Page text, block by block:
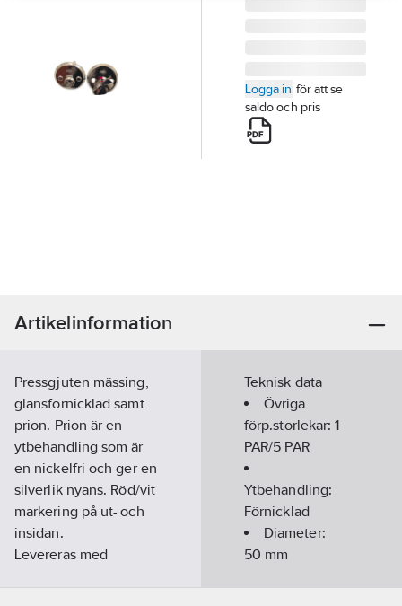
Logga in för att se
saldo och pris
Artikelinformation
Pressgjuten mässing,
glansförnicklad samt
prion. Prion är en
ytbehandling som är
en nickelfri och ger en
silverlik nyans. Röd/vit
markering på ut- och
insidan.
Levereras med
Teknisk data
Övriga
förp.storlekar:1
PAR/5 PAR
Ytbehandling:
Förnicklad
Diameter:
50 mm